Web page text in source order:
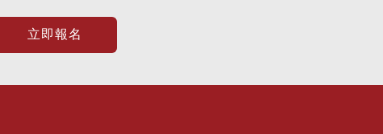
立即報名